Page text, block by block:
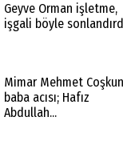
Geyve Orman işletme,
işgali böyle
Mimar Mehmet
baba acısı; Hafız
Abdullah...